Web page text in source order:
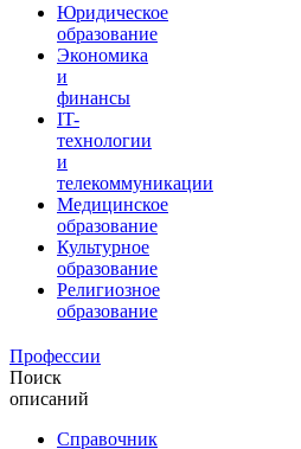
Юридическое
образование
Экономика
и
финансы
IT-
технологии
и
телекоммуникации
Медицинское
образование
Культурное
образование
Религиозное
образование
Профессии
Поиск
описаний
Справочник